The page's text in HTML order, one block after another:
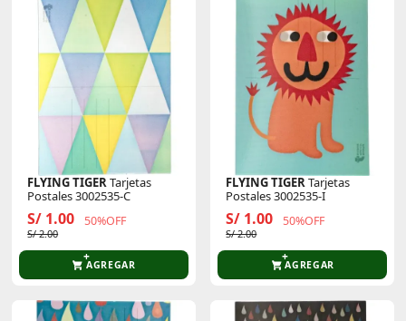
FLYING TIGER Tarjetas
Postales 3002535-C
S/ 1.00 50%OFF
S/ 2.00
AGREGAR
FLYING TIGER Tarjetas
Postales 3002535-I
S/ 1.00 50%OFF
S/ 2.00
AGREGAR